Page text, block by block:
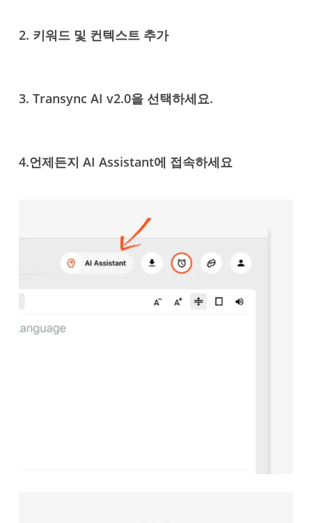
2. 키워드 및 컨텍스트 추가
3. Transync AI v2.0을 선택하세요.
4.언제든지 AI Assistant에 접속하세요